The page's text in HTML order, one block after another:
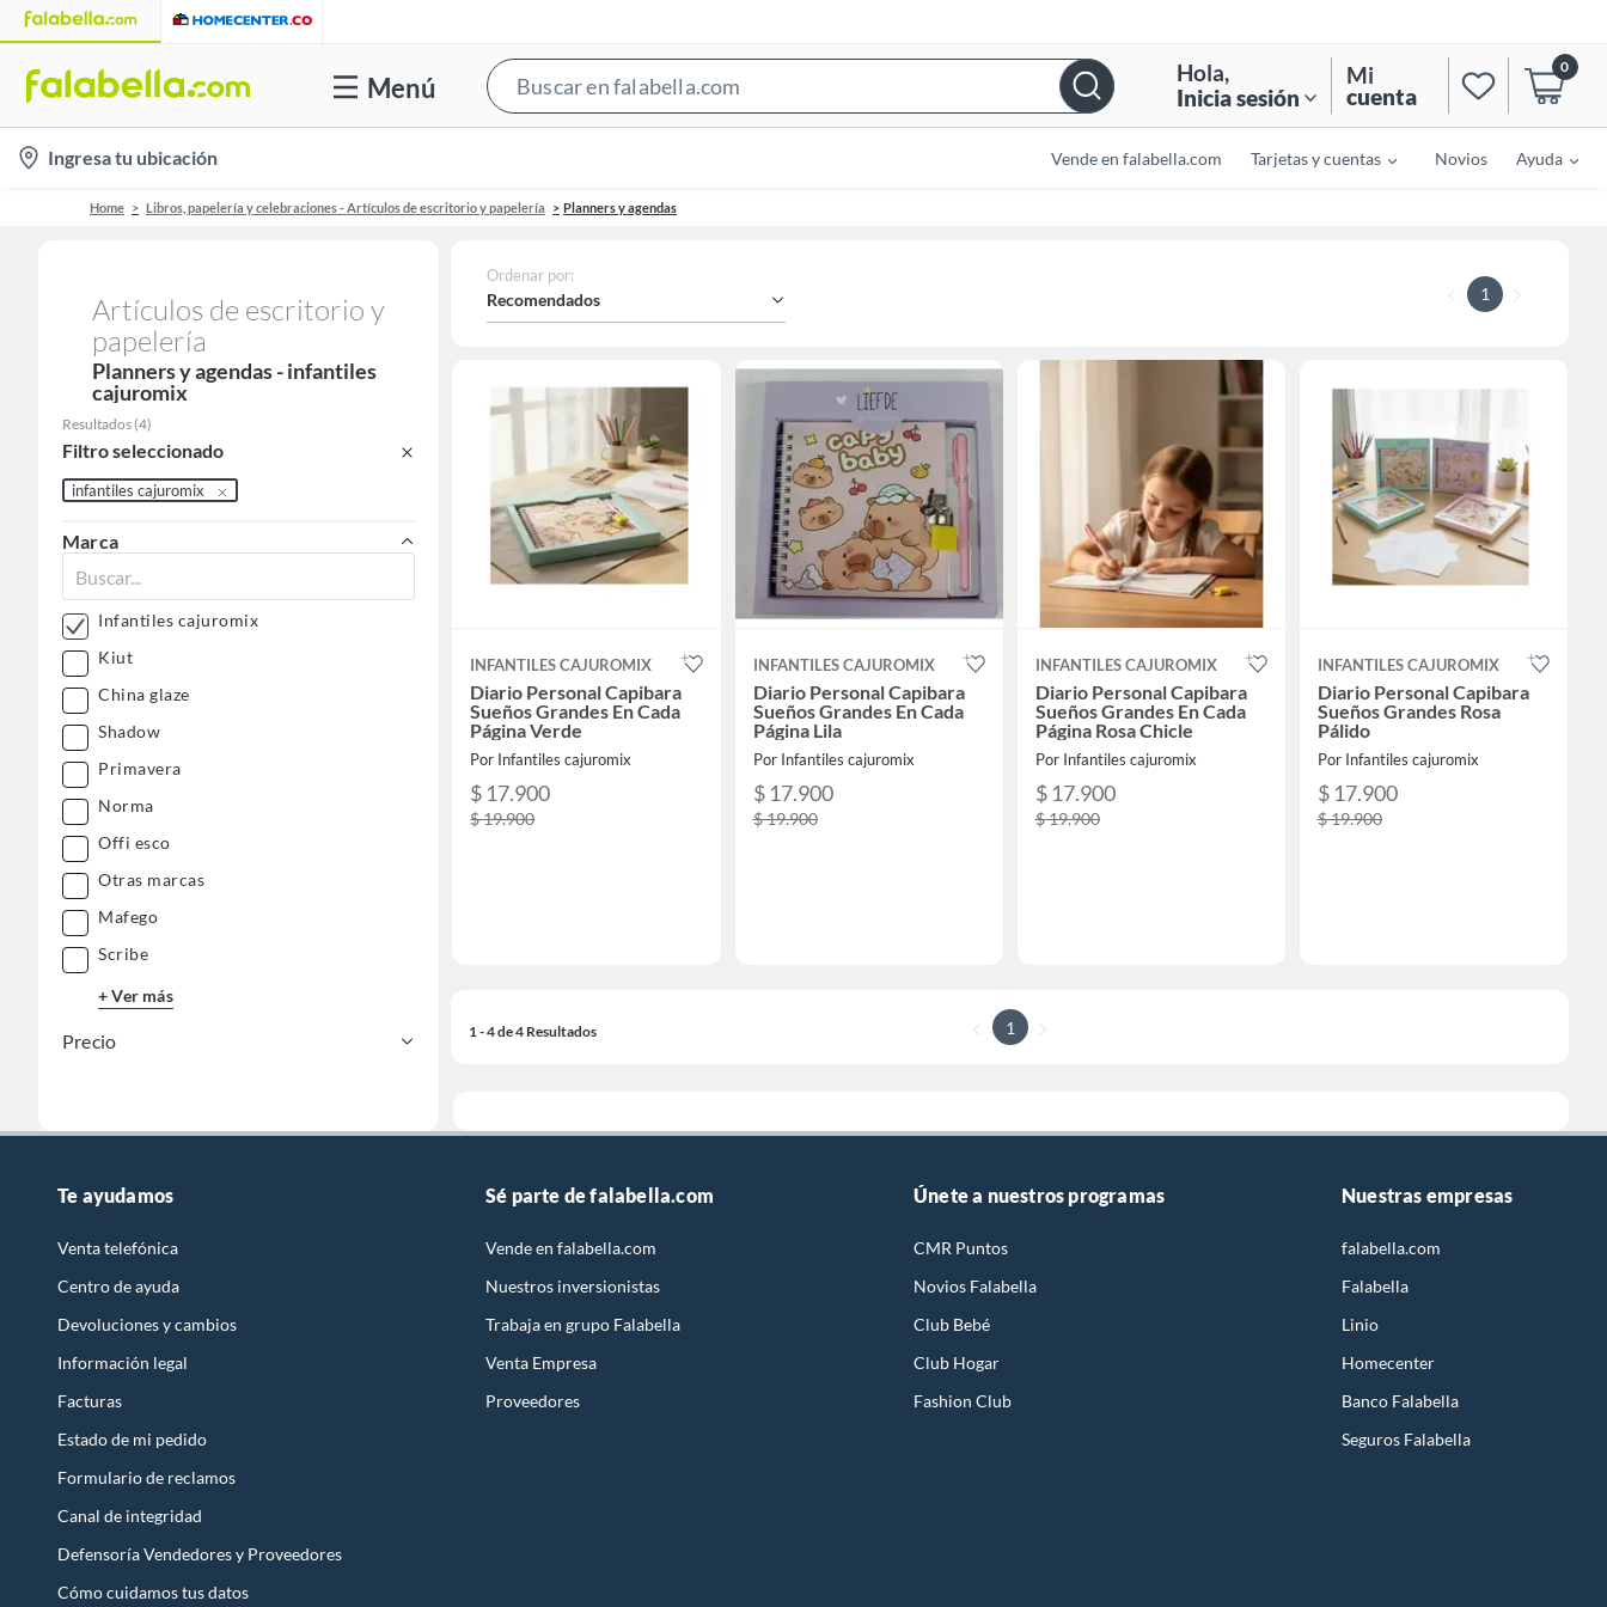
Menú
Bar
Hola,
Inicia sesión
Mi
cuenta
0
location-
icon
Ingresa tu ubicación Vende en falabella.com Tarjetas y cuentas Novios Ayuda
Home Libros, papelería y celebraciones - Artículos de escritorio y papelería Planners y agendas
Artículos de escritorio y
papelería
Planners y agendas - infantiles
cajuromix
Resultados (4)
Filtro seleccionado
infantiles cajuromix
Marca
Infantiles cajuromix
Kiut
China glaze
Shadow
Primavera
Norma
Offi esco
Otras marcas
Mafego
Scribe
+ Ver más
Precio
Ordenar por:
Recomendados 1
INFANTILES CAJUROMIX
Diario Personal Capibara
Sueños Grandes En Cada
Página Verde
Por Infantiles cajuromix
$ 17.900
$ 19.900
INFANTILES CAJUROMIX
Diario Personal Capibara
Sueños Grandes En Cada
Página Lila
Por Infantiles cajuromix
$ 17.900
$ 19.900
INFANTILES CAJUROMIX
Diario Personal Capibara
Sueños Grandes En Cada
Página Rosa Chicle
Por Infantiles cajuromix
$ 17.900
$ 19.900
INFANTILES CAJUROMIX
Diario Personal Capibara
Sueños Grandes Rosa
Pálido
Por Infantiles cajuromix
$ 17.900
$ 19.900
1 - 4 de 4 Resultados 1
Te ayudamos
Venta telefónica
Centro de ayuda
Devoluciones y cambios
Información legal
Facturas
Estado de mi pedido
Formulario de reclamos
Canal de integridad
Defensoría Vendedores y Proveedores
Cómo cuidamos tus datos
Sé parte de falabella.com
Vende en falabella.com
Nuestros inversionistas
Trabaja en grupo Falabella
Venta Empresa
Proveedores
Únete a nuestros programas
CMR Puntos
Novios Falabella
Club Bebé
Club Hogar
Fashion Club
Nuestras empresas
falabella.com
Falabella
Linio
Homecenter
Banco Falabella
Seguros Falabella